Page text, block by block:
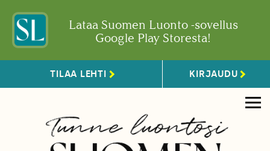
Lataa Suomen Luonto -sovellus
Google Play Storesta!
TILAA LEHTI KIRJAUDU